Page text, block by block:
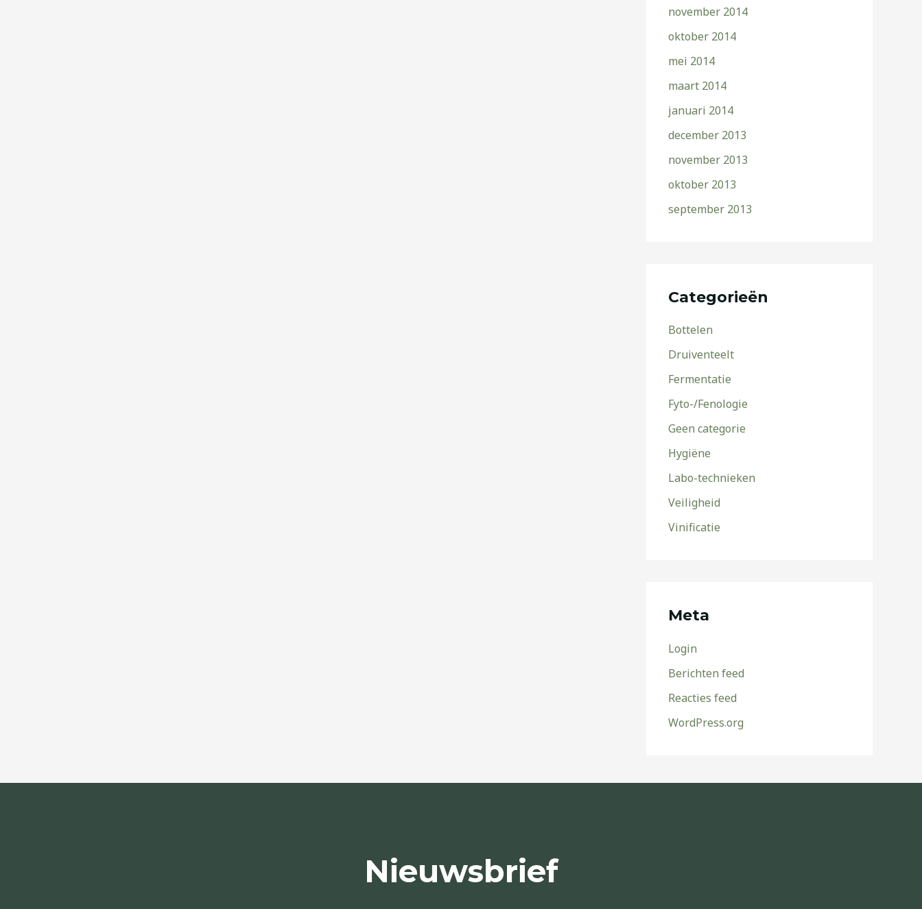
november 2014
oktober 2014
mei 2014
maart 2014
januari 2014
december 2013
november 2013
oktober 2013
september 2013
Categorieën
Bottelen
Druiventeelt
Fermentatie
Fyto-/Fenologie
Geen categorie
Hygiëne
Labo-technieken
Veiligheid
Vinificatie
Meta
Login
Berichten feed
Reacties feed
WordPress.org
Nieuwsbrief